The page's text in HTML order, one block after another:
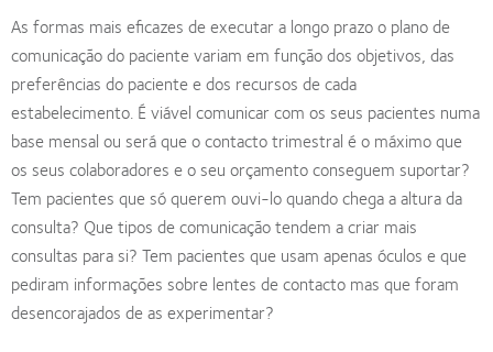
As formas mais eficazes de executar a longo prazo o plano de
comunicação do paciente variam em função dos objetivos, das
preferências do paciente e dos recursos de cada
estabelecimento. É viável comunicar com os seus pacientes numa
base mensal ou será que o contacto trimestral é o máximo que
os seus colaboradores e o seu orçamento conseguem suportar?
Tem pacientes que só querem ouvi-lo quando chega a altura da
consulta? Que tipos de comunicação tendem a criar mais
consultas para si? Tem pacientes que usam apenas óculos e que
pediram informações sobre lentes de contacto mas que foram
desencorajados de as experimentar?